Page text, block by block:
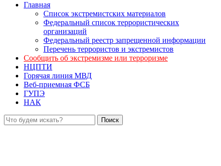
Главная
Список экстремистских материалов
Федеральный список террористических
организаций
Федеральный реестр запрещенной информации
Перечень террористов и экстремистов
Сообщить об экстремизме или терроризме
НЦПТИ
Горячая линия МВД
Веб-приемная ФСБ
ГУПЭ
НАК